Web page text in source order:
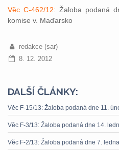
Věc C-462/12: Žaloba podaná
komise v. Maďarsko
redakce (sar)
8. 12. 2012
DALŠÍ ČLÁNKY:
Věc F-15/13: Žaloba podaná dne 11.
Věc F-3/13: Žaloba podaná dne 14.
Věc F-2/13: Žaloba podaná dne 7.